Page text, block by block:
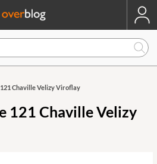
Chaville Velizy Viroflay
121 Chaville Velizy